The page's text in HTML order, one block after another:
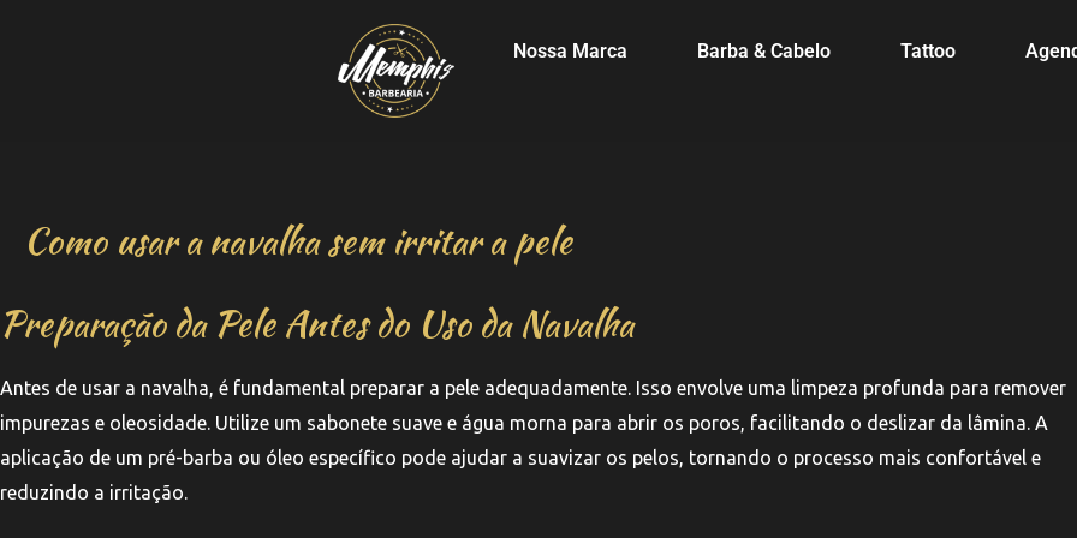
Nossa Marca Barba & Cabelo Tattoo
Como usar a navalha sem irritar a pele
Preparação da Pele Antes do Uso da Navalha
Antes de usar a navalha, é fundamental preparar a pele adequadamente. Isso envolve uma limpeza profunda para remover
impurezas e oleosidade. Utilize um sabonete suave e água morna para abrir os poros, facilitando o deslizar da lâmina. A
aplicação de um pré-barba ou óleo específico pode ajudar a suavizar os pelos, tornando o processo mais confortável e
reduzindo a irritação.